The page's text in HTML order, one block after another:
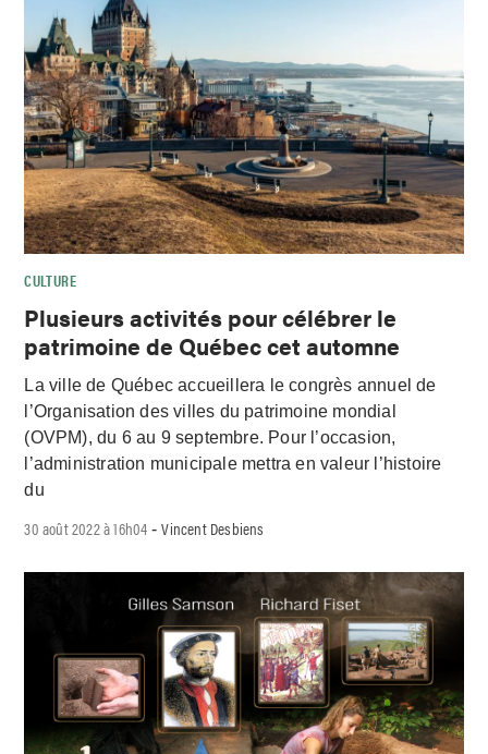
CULTURE
Plusieurs activités pour célébrer le
patrimoine de Québec cet automne
La ville de Québec accueillera le congrès annuel de
l’Organisation des villes du patrimoine mondial
(OVPM), du 6 au 9 septembre. Pour l’occasion,
l’administration municipale mettra en valeur l’histoire
du
30 août 2022 à 16h04 -Vincent Desbiens